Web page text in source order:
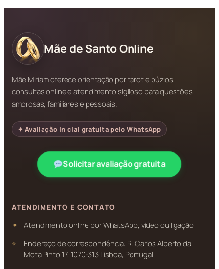
Mãe de Santo Online
Mãe Miriam oferece orientação por tarot e búzios,
consultas online e atendimento sigiloso para questões
amorosas, familiares e pessoais.
✦ Avaliação inicial gratuita pelo WhatsApp
Solicitar avaliação gratuita
ATENDIMENTO E CONTATO
Atendimento online por WhatsApp, vídeo ou ligação
Endereço de correspondência: R. Carlos Alberto da
Mota Pinto 17, 1070-313 Lisboa, Portugal